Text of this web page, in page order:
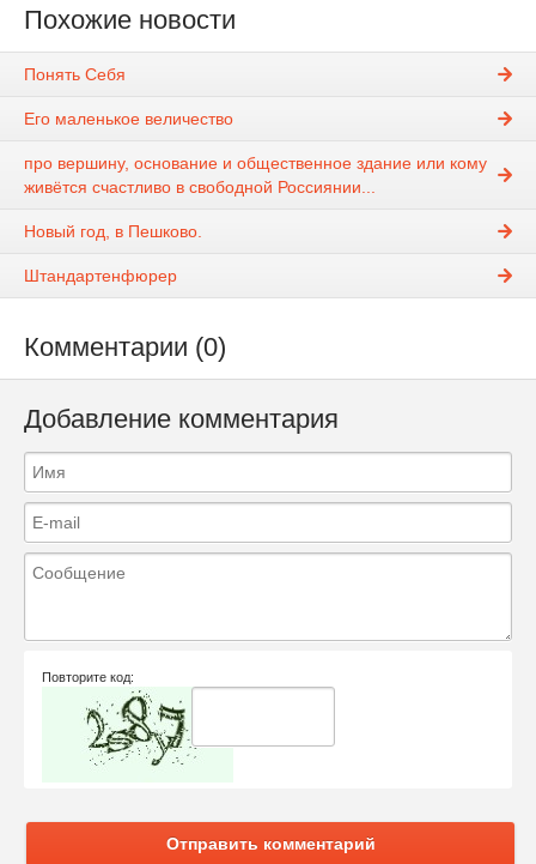
Похожие новости
Понять Себя
Его маленькое величество
про вершину, основание и общественное здание или кому
живётся счастливо в свободной Россиянии...
Новый год, в Пешково.
Штандартенфюрер
Комментарии (0)
Добавление комментария
Повторите код:
Отправить комментарий